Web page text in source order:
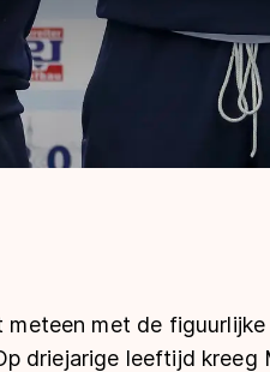
met de
driejarige leeftijd